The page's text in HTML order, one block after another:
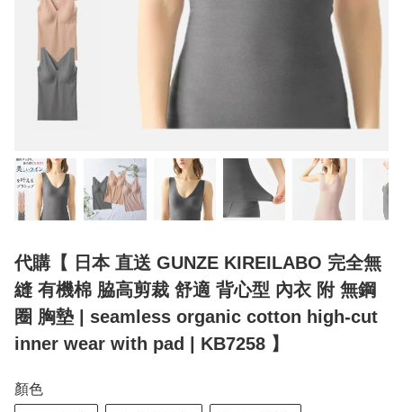
代購【 日本 直送 GUNZE KIREILABO 完全無
縫 有機棉 脇高剪裁 舒適 背心型 內衣 附 無鋼
圈 胸墊 | seamless organic cotton high-cut
inner wear with pad | KB7258 】
顏色